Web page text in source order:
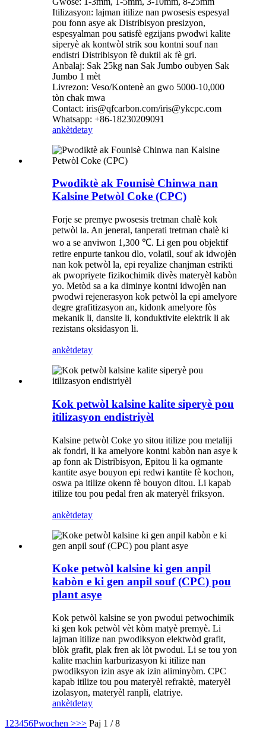
Itilizasyon: lajman itilize nan pwosesis espesyal
pou fonn asye ak Distribisyon presizyon,
espesyalman pou satisfè egzijans pwodwi kalite
siperyè ak kontwòl strik sou kontni souf nan
endistri Distribisyon fè duktil ak fè gri.
Anbalaj: Sak 25kg nan Sak Jumbo oubyen Sak
Jumbo 1 mèt
Livrezon: Veso/Kontenè an gwo 5000-10,000
tòn chak mwa
Contact: iris@qfcarbon.com/iris@ykcpc.com
Whatsapp: +86-18230209091
ankètdetay
Pwodiktè ak Founisè Chinwa nan
Kalsine Petwòl Coke (CPC)
Forje se premye pwosesis tretman chalè kok
petwòl la. An jeneral, tanperati tretman chalè ki
wo a se anviwon 1,300 ℃. Li gen pou objektif
retire enpurte tankou dlo, volatil, souf ak idwojèn
nan kok petwòl la, epi reyalize chanjman estrikti
ak pwopriyete fizikochimik divès materyèl kabòn
yo. Metòd sa a ka diminye kontni idwojèn nan
pwodwi rejenerasyon kok petwòl la epi amelyore
degre grafitizasyon an, kidonk amelyore fòs
mekanik li, dansite li, konduktivite elektrik li ak
rezistans oksidasyon li.
ankètdetay
Kok petwòl kalsine kalite siperyè pou
itilizasyon endistriyèl
Kalsine petwòl Coke yo sitou itilize pou metaliji
ak fondri, li ka amelyore kontni kabòn nan asye k
ap fonn ak Distribisyon, Epitou li ka ogmante
kantite asye bouyon epi redwi kantite fè kochon,
oswa pa itilize okenn fè bouyon ditou. Li kapab
itilize tou pou pedal fren ak materyèl friksyon.
ankètdetay
Koke petwòl kalsine ki gen anpil
kabòn e ki gen anpil souf (CPC) pou
plant asye
Kok petwòl kalsine se yon pwodui petwochimik
ki gen kok petwòl vèt kòm matyè premyè. Li
lajman itilize nan pwodiksyon elektwòd grafit,
blòk grafit, plak fren ak lòt pwodui. Li se tou yon
kalite machin karburizasyon ki itilize nan
pwodiksyon izin asye ak izin aliminyòm. CPC
kapab itilize tou pou materyèl refraktè, materyèl
izolasyon, materyèl ranpli, elatriye.
ankètdetay
1 23456Pwochen >>> Paj 1 / 8